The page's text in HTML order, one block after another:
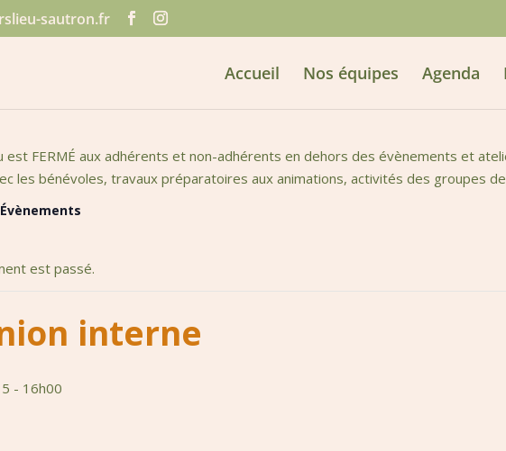
sautron.fr
Accueil Nos équipes Agenda
est FERMÉ aux adhérents et non-adhérents en dehors des évènements et
les bénévoles, travaux préparatoires aux animations, activités des groupes
est passé.
interne
- 16h00